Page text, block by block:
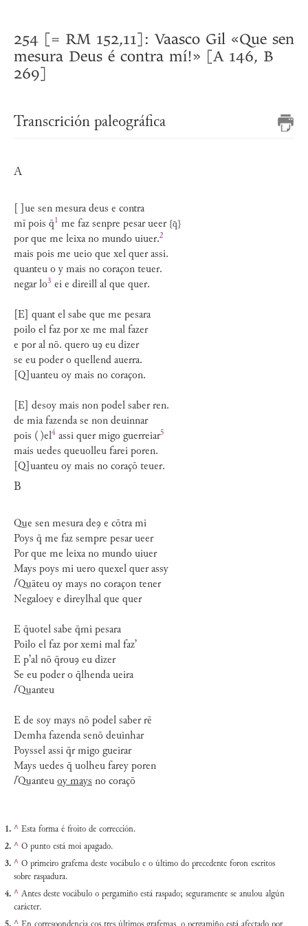
254 [= RM 152,11]: Vaasco Gil «Que sen
mesura Deus é contra mí!» [A 146, B
269]
Transcrición paleográfica
A
[ ]ue sen mesura deus e contra
mī pois q̄1 me faz senpre pesar ueer {q̄}
por que me leixa no mundo uiuer.2
mais pois me ueio que xel quer assi.
quanteu o y mais no coraçon teuer.
negarlo3 ei e direill al que quer.
[E] quant el sabe que me pesara
poilo el faz por xe me mal fazer
e por al nō. quero uꝯ eu dizer
se eu poder o quellend auerra.
[Q]uanteu oy mais no coraçon.
[E] desoy mais non podel saber ren.
de mia fazenda se non deuinnar
pois ( )el4 assi quer migo guerreiar5
mais uedes queuolleu farei poren.
[Q]uanteu oy mais no coraçō teuer.
B
Que sen mesura deꝯ e cōtra mi
Poys q̄ me faz sempre pesar ueer
Por que me leixa no mundo uiuer
Mays poys mi uero quexel quer assy
⌈Quāteu oy mays no coraçon tener
Negaloey e direylhal que quer
E q̄uotel sabe q̄mi pesara
Poilo el faz por xemi mal faz’
E p’al nō q̄rouꝯ eu dizer
Se eu poder o q̄lhenda ueira
⌈Quanteu
E de soy mays nō podel saber rē
Demha fazenda senō deuinhar
Poyssel assi q̄r migo gueirar
Mays uedes q̄ uolheu farey poren
⌈Quanteu oy mays no coraçō
^ Esta forma é froito de corrección.
^ O punto está moi apagado.
^ O primeiro grafema deste vocábulo e o último do precedente foron escritos
sobre raspadura.
^ Antes deste vocábulo o pergamiño está raspado; seguramente se anulou algún
carácter.